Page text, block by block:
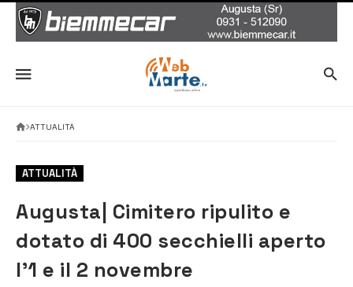
ATTUALITÀ
ATTUALITÀ
Augusta| Cimitero ripulito e
dotato di 400 secchielli aperto
l’1 e il 2 novembre